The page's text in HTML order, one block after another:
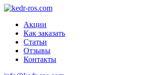
Акции
Как заказать
Статьи
Отзывы
Контакты